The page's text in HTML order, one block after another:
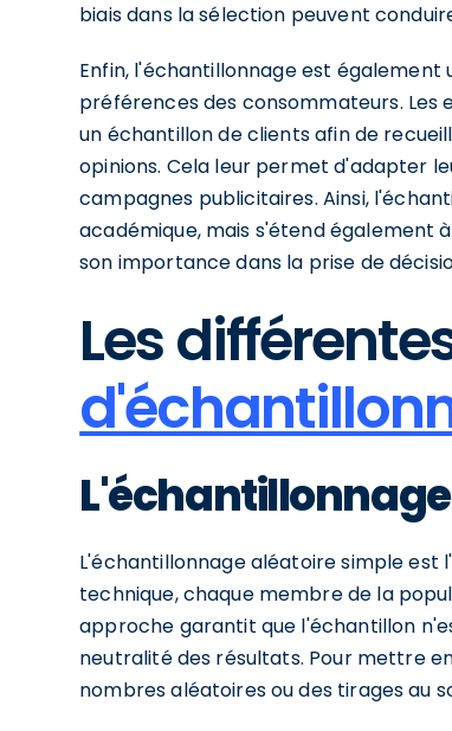
biais dans la sélection peuvent
Enfin, l'échantillonnage est
préférences des consommateurs.
un échantillon de clients afin de
opinions. Cela leur permet d'adapter
campagnes publicitaires. Ainsi,
académique, mais s'étend également
son importance dans la prise de
Les
L'échantillonnage aléatoire simple est
technique, chaque membre de la
approche garantit que l'échantillon
neutralité des résultats. Pour mettre
nombres aléatoires ou des tirages au